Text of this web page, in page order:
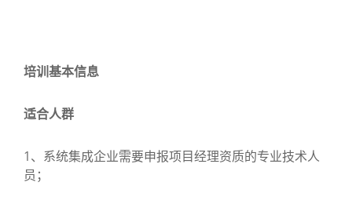
培训基本信息
适合人群
1、系统集成企业需要申报项目经理资质的专业技术人
员；